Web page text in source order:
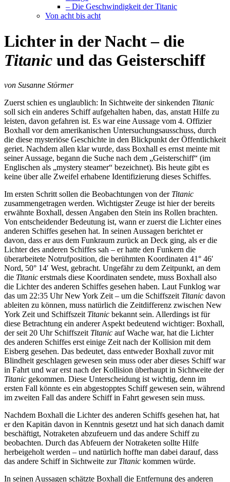
– Die Geschwindigkeit der Titanic
Von acht bis acht
Lichter in der Nacht – die
Titanic und das Geisterschiff
von Susanne Störmer
Zuerst schien es unglaublich: In Sichtweite der sinkenden Titanic
soll sich ein anderes Schiff aufgehalten haben, das, anstatt Hilfe zu
leisten, davon gefahren ist. Es war eine Aussage vom 4. Offizier
Boxhall vor dem amerikanischen Untersuchungsausschuss, durch
die diese mysteriöse Geschichte in den Blickpunkt der Öffentlichkeit
geriet. Nachdem allen klar wurde, dass Boxhall es ernst meinte mit
seiner Aussage, begann die Suche nach dem „Geisterschiff“ (im
Englischen als „mystery steamer“ bezeichnet). Bis heute gibt es
keine über alle Zweifel erhabene Identifizierung dieses Schiffes.
Im ersten Schritt sollen die Beobachtungen von der Titanic
zusammengetragen werden. Wichtigster Zeuge ist hier der bereits
erwähnte Boxhall, dessen Angaben den Stein ins Rollen brachten.
Von entscheidender Bedeutung ist, wann er zuerst die Lichter eines
anderen Schiffes gesehen hat. In seinen Aussagen berichtet er
davon, dass er aus dem Funkraum zurück an Deck ging, als er die
Lichter des anderen Schiffes sah – er hatte den Funkern die
überarbeitete Notrufposition, die berühmten Koordinaten 41° 46′
Nord, 50° 14′ West, gebracht. Ungefähr zu dem Zeitpunkt, an dem
die Titanic erstmals diese Koordinaten sendete, muss Boxhall also
die Lichter des anderen Schiffes gesehen haben. Laut Funklog war
das um 22:35 Uhr New York Zeit – um die Schiffszeit Titanic davon
ableiten zu können, muss natürlich die Zeitdifferenz zwischen New
York Zeit und Schiffszeit Titanic bekannt sein. Allerdings ist für
diese Betrachtung ein anderer Aspekt bedeutend wichtiger: Boxhall,
der seit 20 Uhr Schiffszeit Titanic auf Wache war, hat die Lichter
des anderen Schiffes erst einige Zeit nach der Kollision mit dem
Eisberg gesehen. Das bedeutet, dass entweder Boxhall zuvor mit
Blindheit geschlagen gewesen sein muss oder aber dieses Schiff war
in Fahrt und war erst nach der Kollision überhaupt in Sichtweite der
Titanic gekommen. Diese Unterscheidung ist wichtig, denn im
ersten Fall könnte es ein abgestopptes Schiff gewesen sein, während
im zweiten Fall das andere Schiff in Fahrt gewesen sein muss.
Nachdem Boxhall die Lichter des anderen Schiffs gesehen hat, hat
er den Kapitän davon in Kenntnis gesetzt und hat sich danach damit
beschäftigt, Notraketen abzufeuern und das andere Schiff zu
beobachten. Durch das Abfeuern der Notraketen sollte Hilfe
herbeigeholt werden – und natürlich hoffte man dabei darauf, dass
das andere Schiff in Sichtweite zur Titanic kommen würde.
In seinen Aussagen schätzte Boxhall die Entfernung des anderen